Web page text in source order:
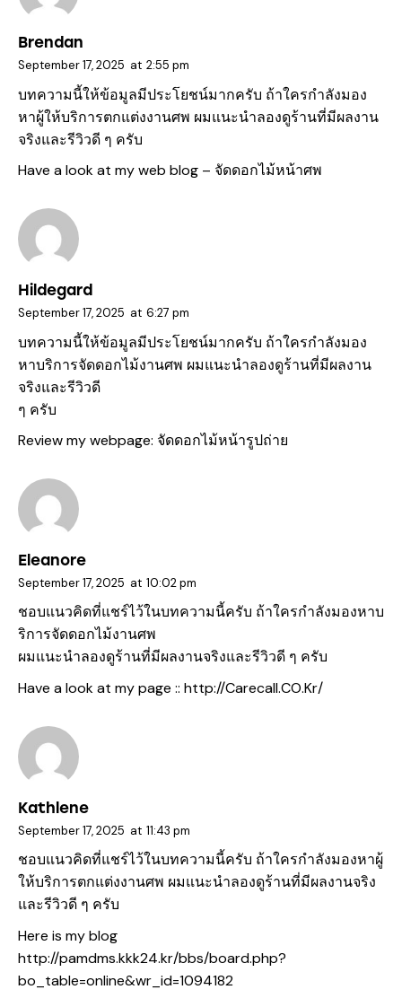
Brendan
September 17, 2025 at 2:55 pm
บทความนี้ให้ข้อมูลมีประโยชน์มากครับ ถ้าใครกำลังมอง
หาผู้ให้บริการตกแต่งงานศพ ผมแนะนำลองดูร้านที่มีผลงาน
จริงและรีวิวดี ๆ ครับ
Have a look at my web blog – จัดดอกไม้หน้าศพ
Hildegard
September 17, 2025 at 6:27 pm
บทความนี้ให้ข้อมูลมีประโยชน์มากครับ ถ้าใครกำลังมอง
หาบริการจัดดอกไม้งานศพ ผมแนะนำลองดูร้านที่มีผลงาน
จริงและรีวิวดี
ๆ ครับ
Review my webpage: จัดดอกไม้หน้ารูปถ่าย
Eleanore
September 17, 2025 at 10:02 pm
ชอบแนวคิดที่แชร์ไว้ในบทความนี้ครับ ถ้าใครกำลังมองหาบ
ริการจัดดอกไม้งานศพ
ผมแนะนำลองดูร้านที่มีผลงานจริงและรีวิวดี ๆ ครับ
Have a look at my page :: http://Carecall.CO.Kr/
Kathlene
September 17, 2025 at 11:43 pm
ชอบแนวคิดที่แชร์ไว้ในบทความนี้ครับ ถ้าใครกำลังมองหาผู้
ให้บริการตกแต่งงานศพ ผมแนะนำลองดูร้านที่มีผลงานจริง
และรีวิวดี ๆ ครับ
Here is my blog
http://pamdms.kkk24.kr/bbs/board.php?
bo_table=online&wr_id=1094182